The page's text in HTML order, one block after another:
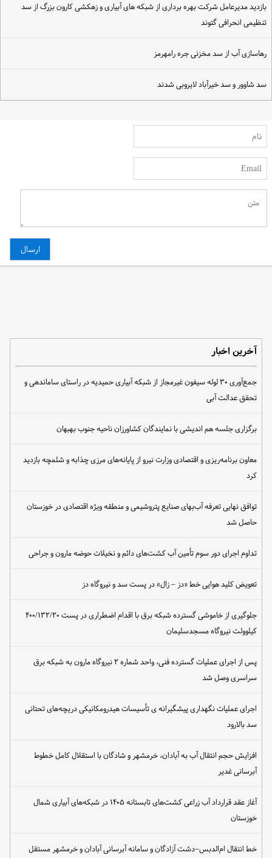
بازدید مدیرعامل شرکت بهره برداری از شبکه های آبیاری و زهکشی کارون بزرگ از سد
تنظیمی انحرافی گتوند
رهاسازی آب از سد مخزنی جره رامهرمز
سد شاوور و سد خیرآباد لایروبی شدند
آخرین اخبار
جمع‌آوری ۳۰ لوله سیفون غیرمجاز از شبکه آبیاری حمیدیه در راستای ساماندهی و
تحقق عدالت آبی
برگزاری جلسه هم اندیشی با نمایندگان کشاورزان ناحیه جنوب بهبهان
معاون برنامه‌ریزی و اقتصادی وزارت نیرو از پایانه‌های مرزی چذابه و شلمچه بازدید
کرد
توافق نهایی تعرفه آب‌بهای صنایع پتروشیمی و منطقه ویژه اقتصادی در خوزستان
حاصل شد
تداوم اجرای دور سوم تأمین آب کشت‌های دائم و نخیلات حوضه مارون و جراحی
تعویض کلید هوایی خط «دز – زال» در پست سد و نیروگاه دز
جلوگیری از خاموشی گسترده شبکه برق با اقدام اضطراری در پست ۴۰۰/۱۳۲/۲۰
کیلوولت نیروگاه مسجدسلیمان
پس از اجرای عملیات گسترده فنی، واحد شماره ۲ نیروگاه مارون به شبکه برق
سراسری وصل شد
اجرای عملیات نگهداری پیشگیرانه ی تأسیسات هیدرومکانیکی دریچه‌های تحتانی
سد بالارود
افزایش حجم انتقال آب به آبادان، خرمشهر و شادگان با استقلال کامل خطوط
آبرسانی غدیر
آغاز عقد قرارداد آب زراعی کشت‌های تابستانه ۱۴۰۵ در شبکه‌های آبیاری شمال
خوزستان
خط انتقال ام‌الدبس–دشت آزادگان و سامانه آبرسانی آبادان و خرمشهر مستقل